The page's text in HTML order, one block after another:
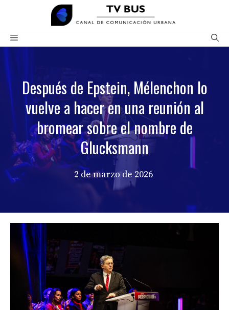
contenido
Menú
Después de Epstein, Mélenchon lo
vuelve a hacer en una reunión al
bromear sobre el nombre de
Glucksmann
2 de marzo de 2026